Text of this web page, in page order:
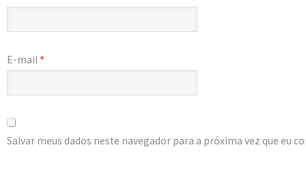
E-mail*
Salvar meus dados neste navegador para a próxima vez que eu